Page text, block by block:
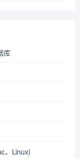
库
、Linux)